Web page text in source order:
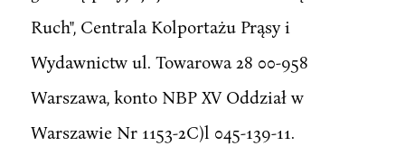
Ruch", Centrala Kolportażu Prąsy i
Wydawnictw ul. Towarowa 28 00-958
Warszawa, konto NBP XV Oddział w
Warszawie Nr 1153-2C)l 045-139-11.